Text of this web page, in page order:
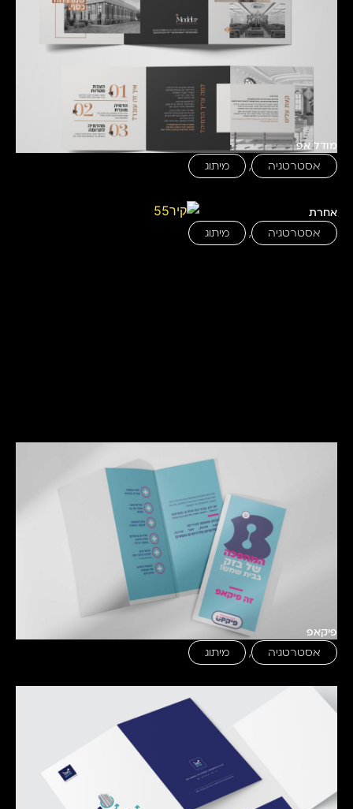
מודל אפ
אסטרטגיה , מיתוג
אחרת
אסטרטגיה , מיתוג
פיקאפ
אסטרטגיה , מיתוג